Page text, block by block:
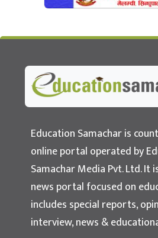
Education Samachar
Nepal's No.1 Educational
Education Samachar is
online portal operated by
Samachar Media Pvt. Ltd. It
news portal focused on
includes special reports,
interview, news &